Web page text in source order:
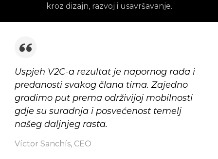
kroz dizajn, razvoj i usavršavanje.
Uspjeh V2C-a rezultat je napornog rada i
predanosti svakog člana tima. Zajedno
gradimo put prema održivijoj mobilnosti
gdje su suradnja i posvećenost temelj
našeg daljnjeg rasta.
Víctor Sanchís, CEO